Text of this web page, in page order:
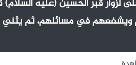
لزوار قبر الحسين (عليه
ويشفعهم في مسائلهم، ثم